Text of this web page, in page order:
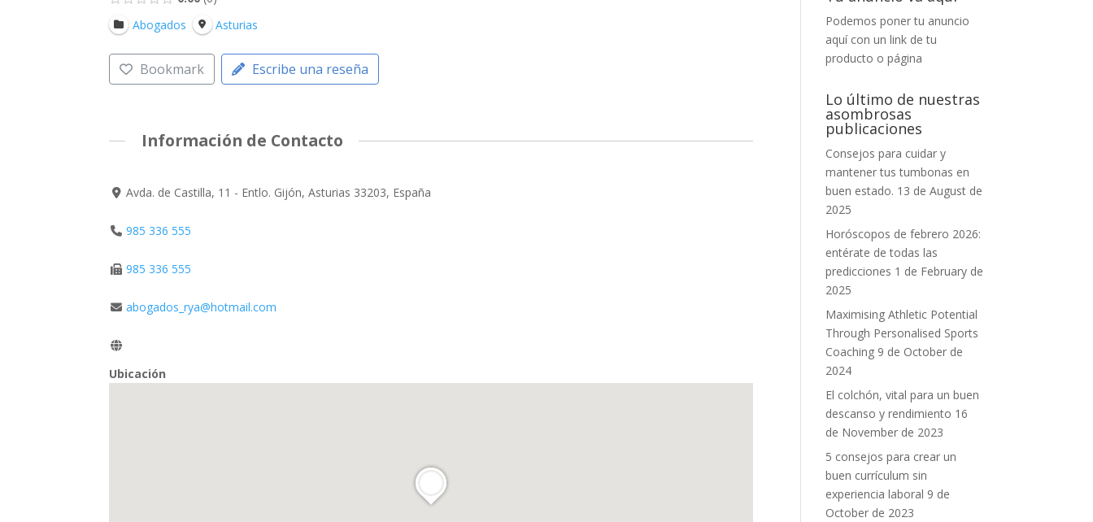
Abogados
Asturias
Bookmark Escribe una reseña
Información de Contacto
Avda. de Castilla, 11 - Entlo. Gijón, Asturias 33203, España
985 336 555
985 336 555
abogados_rya@hotmail.com
Ubicación
Podemos poner tu anuncio
aquí con un link de tu
producto o página
Lo último de nuestras
asombrosas
publicaciones
Consejos para cuidar y
mantener tus tumbonas en
buen estado. 13 de August de
2025
Horóscopos de febrero 2026:
entérate de todas las
predicciones 1 de February de
2025
Maximising Athletic Potential
Through Personalised Sports
Coaching 9 de October de
2024
El colchón, vital para un buen
descanso y rendimiento 16
de November de 2023
5 consejos para crear un
buen currículum sin
experiencia laboral 9 de
October de 2023